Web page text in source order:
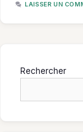
LAISSER UN
Rechercher